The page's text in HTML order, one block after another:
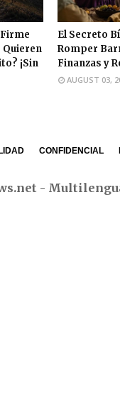
Quieren
¡Sin
El Secreto
Romper
Finanzas y
AUGUST 03,
CONFIDENCIAL
-